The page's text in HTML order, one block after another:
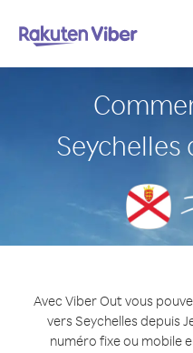
Seychelles
Avec Viber Out vous
vers Seychelles depuis
numéro fixe ou mobile